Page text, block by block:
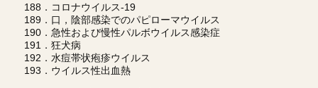
188．コロナウイルス-19
189．口，陰部感染でのパピローマウイルス
190．急性および慢性パルボウイルス感染症
191．狂犬病
192．水痘帯状疱疹ウイルス
193．ウイルス性出血熱